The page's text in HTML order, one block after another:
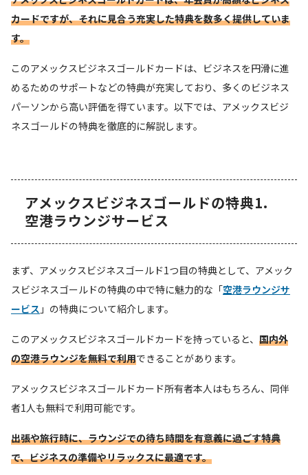
カードですが、それに見合う充実した特典を数多く提供していま
す。
このアメックスビジネスゴールドカードは、ビジネスを円滑に進
めるためのサポートなどの特典が充実しており、多くのビジネス
パーソンから高い評価を得ています。以下では、アメックスビジ
ネスゴールドの特典を徹底的に解説します。
アメックスビジネスゴールドの特典1.
空港ラウンジサービス
まず、アメックスビジネスゴールド1つ目の特典として、アメック
スビジネスゴールドの特典の中で特に魅力的な「空港ラウンジサ
ービス 」の特典について紹介します。
このアメックスビジネスゴールドカードを持っていると、 国内外
の空港ラウンジを無料で利用できることがあります。
アメックスビジネスゴールドカード所有者本人はもちろん、同伴
者1人も無料で利用可能です。
出張や旅行時に、ラウンジでの待ち時間を有意義に過ごす特典
で、ビジネスの準備やリラックスに最適です。